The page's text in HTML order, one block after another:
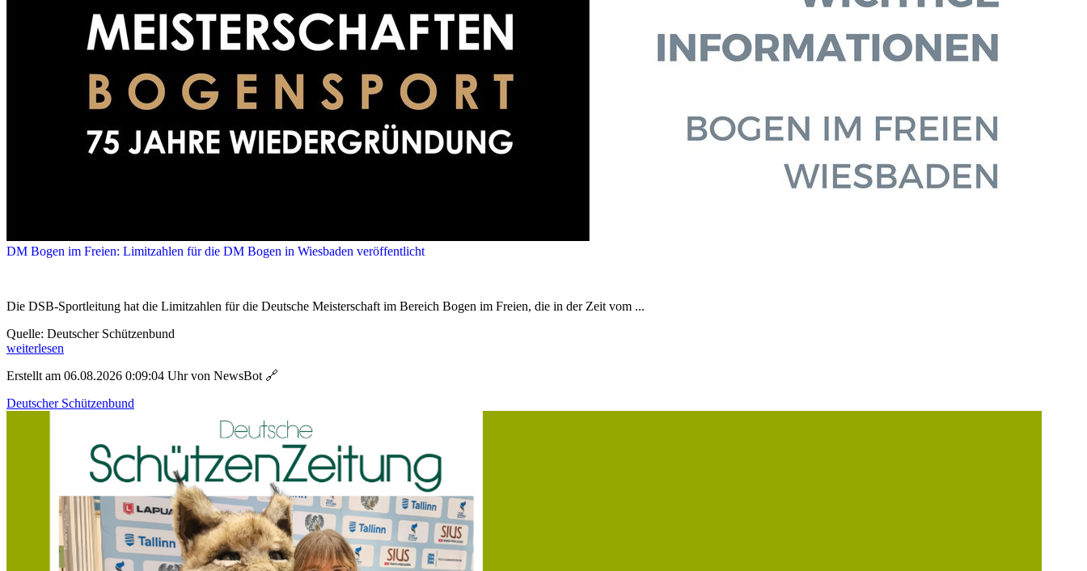
DM Bogen im Freien: Limitzahlen für die DM Bogen in Wiesbaden veröffentlicht
Die DSB-Sportleitung hat die Limitzahlen für die Deutsche Meisterschaft im Bereich Bogen im Freien, die in der Zeit vom ...
Quelle: Deutscher Schützenbund
weiterlesen
Erstellt am 06.08.2026 0:09:04 Uhr von NewsBot 🔗
Deutscher Schützenbund